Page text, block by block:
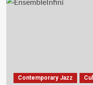
Contemporary Jazz